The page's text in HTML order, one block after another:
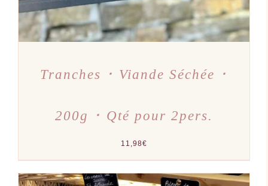
Tranches ･ Viande Séchée ･
200g ･ Qté pour 2pers.
11,98€